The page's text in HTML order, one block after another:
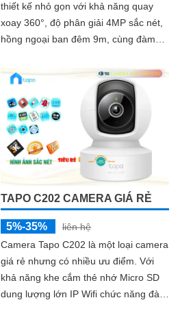
thiết kế nhỏ gọn với khả năng quay
xoay 360°, độ phân giải 4MP sắc nét,
hồng ngoại ban đêm 9m, cùng đàm
bạn quan sát mọi ngóc ngách trong
không gian sống. Tích hợp tính năng
phát hiện chuyển động và báo động
thông minh, cùng khe thẻ nhớ hỗ trợ
đến 512GB, Tapo TC72 mang đến sự
an tâm tuyệt đối cho cả gia đình
TAPO C202 CAMERA GIÁ RẺ
5%-35%
liên hệ
Camera Tapo C202 là một loại camera
giá rẻ nhưng có nhiều ưu điểm. Với
khả năng khe cắm thẻ nhớ Micro SD
dung lượng lớn IP Wifi chức năng đàm